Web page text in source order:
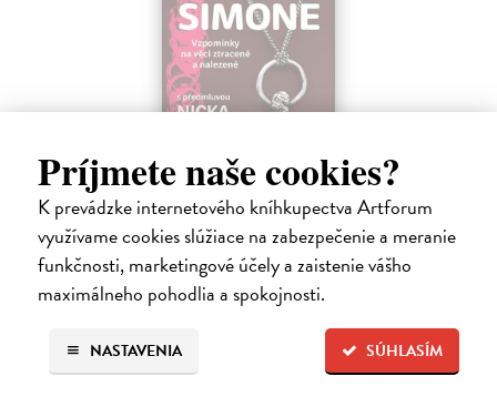
Príjmete naše cookies?
K prevádzke internetového kníhkupectva Artforum
využívame cookies slúžiace na zabezpečenie a meranie
funkčnosti, marketingové účely a zaistenie vášho
maximálneho pohodlia a spokojnosti.
SÚHLASÍM
NASTAVENIA
Žvýkačka Niny Simone
Ellis Warren| Kniha
Ellisova kniha je neobvyklou literární poctou legendární jazzové
zpěvačce a pianistce Nině Simone. Světoznámý hudebník v ní vypráví
příběh zdánlivě bezvýznamného předmětu – žvýkačky, kterou
Simone během…
12,92 €